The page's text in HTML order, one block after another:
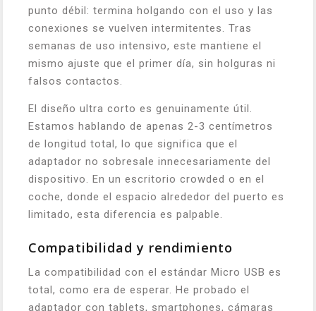
punto débil: termina holgando con el uso y las
conexiones se vuelven intermitentes. Tras
semanas de uso intensivo, este mantiene el
mismo ajuste que el primer día, sin holguras ni
falsos contactos.
El diseño ultra corto es genuinamente útil.
Estamos hablando de apenas 2-3 centímetros
de longitud total, lo que significa que el
adaptador no sobresale innecesariamente del
dispositivo. En un escritorio crowded o en el
coche, donde el espacio alrededor del puerto es
limitado, esta diferencia es palpable.
Compatibilidad y rendimiento
La compatibilidad con el estándar Micro USB es
total, como era de esperar. He probado el
adaptador con tablets, smartphones, cámaras